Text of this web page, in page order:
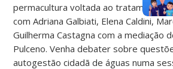
permacultura voltada ao tratamento
com Adriana Galbiati, Elena Caldini,
Guilherma Castagna com a mediação
Pulceno. Venha debater sobre
autogestão cidadã de águas numa